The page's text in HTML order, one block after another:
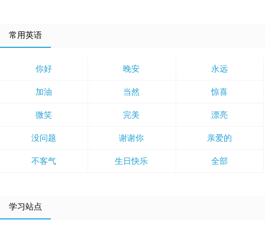
常用英语
你好 晚安 永远
加油 当然 惊喜
微笑 完美 漂亮
没问题 谢谢你 亲爱的
不客气 生日快乐 全部
学习站点